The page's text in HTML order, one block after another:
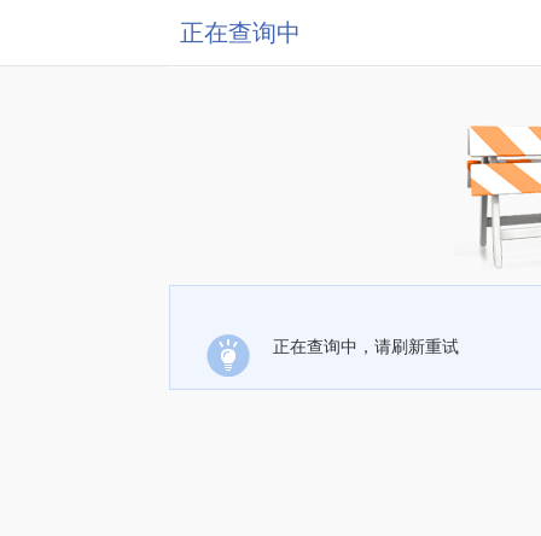
正在查询中
正在查询中，请刷新重试